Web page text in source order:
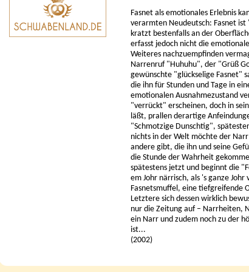
Fasnet als emotionales Erlebnis
verarmten Neudeutsch: Fasnet
kratzt bestenfalls an der
erfasst jedoch nicht die
Weiteres nachzuempfinden
Narrenruf "Huhuhu", der "Grüß
gewünschte "glückselige Fasnet"
die ihn für Stunden und Tage in
emotionalen Ausnahmezustand
"verrückt" erscheinen, doch in
läßt, prallen derartige
"Schmotzige Dunschtig",
nichts in der Welt möchte der
andere gibt, die ihn und seine
die Stunde der Wahrheit
spätestens jetzt und beginnt die
em Johr närrisch, als 's ganze
Fasnetsmuffel, eine tiefgreifende
Letztere sich dessen wirklich
nur die Zeitung auf – Narrheiten,
ein Narr und zudem noch zu der
ist...
(2002)